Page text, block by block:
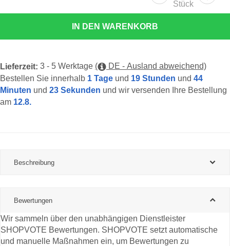
Stück
IN DEN WARENKORB
Lieferzeit: 3 - 5 Werktage (
DE - Ausland abweichend)
Bestellen Sie innerhalb 1 Tage und 19 Stunden und 44
Minuten und 22 Sekunden und wir versenden Ihre Bestellung
am 12.8.
Beschreibung
Bewertungen
Wir sammeln über den unabhängigen Dienstleister
SHOPVOTE Bewertungen. SHOPVOTE setzt automatische
und manuelle Maßnahmen ein, um Bewertungen zu